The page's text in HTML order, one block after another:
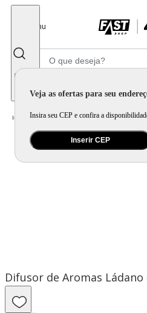
Menu
Veja as ofertas para seu
Insira seu CEP e confira a
Inserir CEP
Home Móveis e Decoração / Decoração / Vela e
Difusor de Aromas Ládano